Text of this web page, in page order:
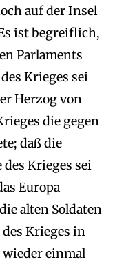
auf der Insel
ist begreiflich,
Parlaments
Krieges sei
Herzog von
die gegen
daß die
Krieges sei
Europa
alten Soldaten
Krieges in
einmal